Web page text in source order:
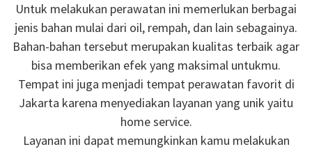
Untuk melakukan perawatan ini memerlukan berbagai
jenis bahan mulai dari oil, rempah, dan lain sebagainya.
Bahan-bahan tersebut merupakan kualitas terbaik agar
bisa memberikan efek yang maksimal untukmu.
Tempat ini juga menjadi tempat perawatan favorit di
Jakarta karena menyediakan layanan yang unik yaitu
home service.
Layanan ini dapat memungkinkan kamu melakukan